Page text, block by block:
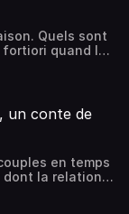
Quels sont
quand les
?
un conte de
en temps
la relation a
peut être,